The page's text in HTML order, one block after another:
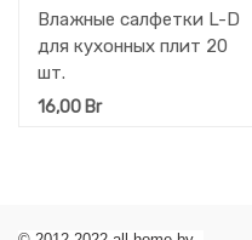
Влажные салфетки L-D
для кухонных плит 20
шт.
16,00 Br